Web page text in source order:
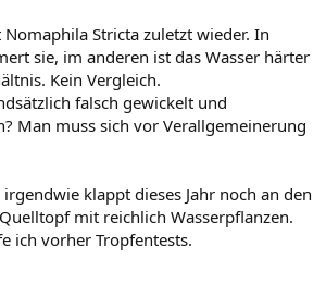
Stricta zuletzt wieder. In
sie, im anderen ist das Wasser härter
Kein Vergleich.
falsch gewickelt und
Man muss sich vor Verallgemeinerung
klappt dieses Jahr noch an den
mit reichlich Wasserpflanzen.
ich vorher Tropfentests.